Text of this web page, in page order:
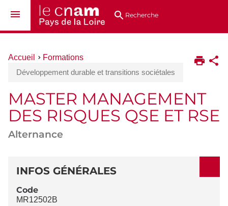
au
directsRecherche
Vous
ici :
Accueil
Formations
Développement durable et transitions sociétales
MASTER MANAGEMENT
DES RISQUES QSE ET RSE
Alternance
DÉTAILS
INFOS GÉNÉRALES
Code
MR12502B